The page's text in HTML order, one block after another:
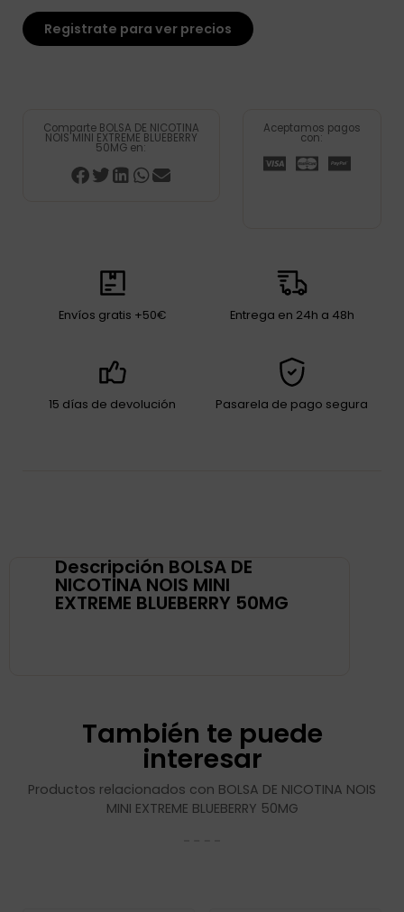
Registrate para ver precios
Comparte BOLSA DE NICOTINA
NOIS MINI EXTREME BLUEBERRY
50MG en:
Aceptamos pagos
con:
Envíos gratis +50€ Entrega en 24h a 48h
15 días de devolución Pasarela de pago segura
Descripción BOLSA DE
NICOTINA NOIS MINI
EXTREME BLUEBERRY 50MG
También te puede
interesar
Productos relacionados con BOLSA DE NICOTINA NOIS
MINI EXTREME BLUEBERRY 50MG